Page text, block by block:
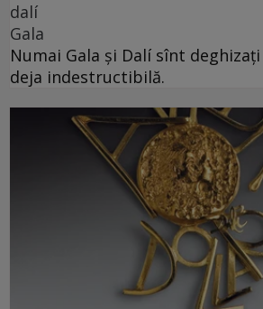
dalí
Gala
Numai Gala și Dalí sînt
deja indestructibilă.